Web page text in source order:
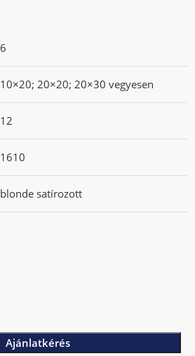
6
10×20; 20×20; 20×30 vegyesen
12
1610
blonde satírozott
Ajánlatkérés